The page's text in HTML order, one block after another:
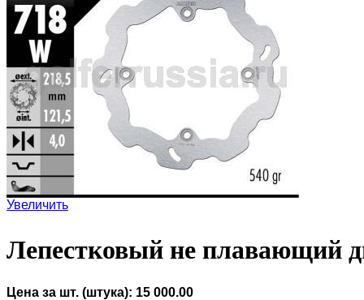
Увеличить
Лепестковый не плавающий
Цена за шт. (штука): 15 000.00